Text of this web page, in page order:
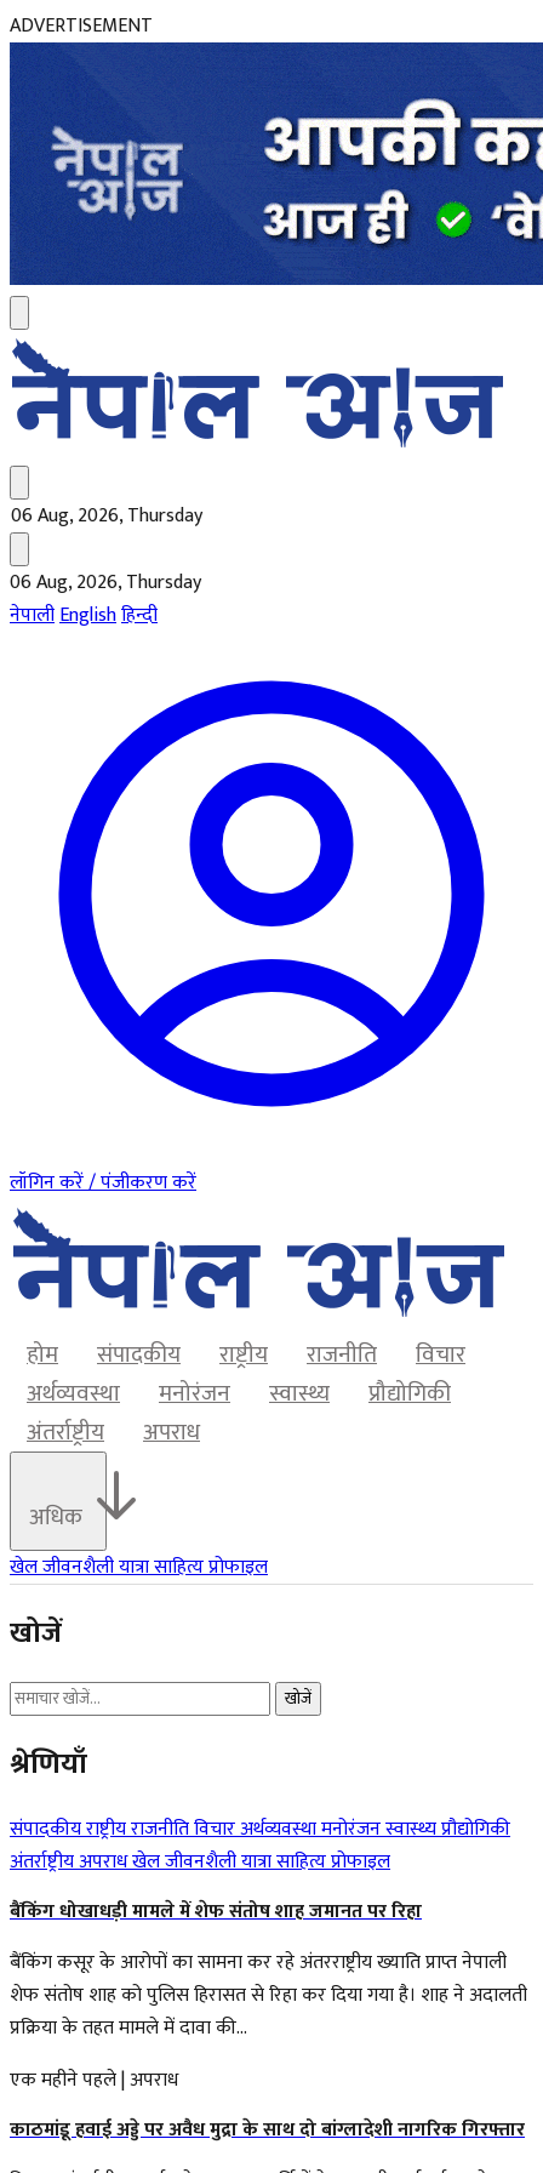
ADVERTISEMENT
06 Aug, 2026, Thursday
06 Aug, 2026, Thursday
नेपालीEnglishहिन्दी
लॉगिन करें / पंजीकरण करें
होम संपादकीय राष्ट्रीय राजनीति
विचार
अर्थव्यवस्था
मनोरंजन स्वास्थ्य
प्रौद्योगिकी
अंतर्राष्ट्रीय
अपराध
अधिक
खेलजीवनशैलीयात्रासाहित्यप्रोफाइल
खोजें
खोजें
श्रेणियाँ
संपादकीयराष्ट्रीयराजनीतिविचारअर्थव्यवस्थामनोरंजनस्वास्थ्यप्रौद्योगिकी
अंतर्राष्ट्रीयअपराधखेलजीवनशैलीयात्रासाहित्यप्रोफाइल
बैंकिंग धोखाधड़ी मामले में शेफ संतोष शाह जमानत पर रिहा
बैंकिंग कसूर के आरोपों का सामना कर रहे अंतरराष्ट्रीय ख्याति प्राप्त नेपाली
शेफ संतोष शाह को पुलिस हिरासत से रिहा कर दिया गया है। शाह ने अदालती
प्रक्रिया के तहत मामले में दावा की...
एक महीने पहले|अपराध
काठमांडू हवाई अड्डे पर अवैध मुद्रा के साथ दो बांग्लादेशी नागरिक गिरफ्तार